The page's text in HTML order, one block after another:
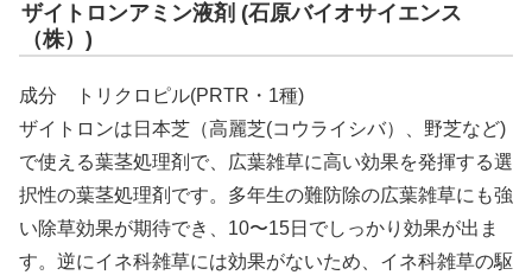
ザイトロンアミン液剤 (石原バイオサイエンス
（株）)
成分 トリクロピル(PRTR・1種)
ザイトロンは日本芝（高麗芝(コウライシバ）、野芝など)
で使える葉茎処理剤で、広葉雑草に高い効果を発揮する選
択性の葉茎処理剤です。多年生の難防除の広葉雑草にも強
い除草効果が期待でき、10〜15日でしっかり効果が出ま
す。逆にイネ科雑草には効果がないため、イネ科雑草の駆